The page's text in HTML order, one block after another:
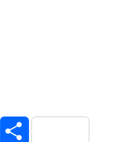
Twitter Share